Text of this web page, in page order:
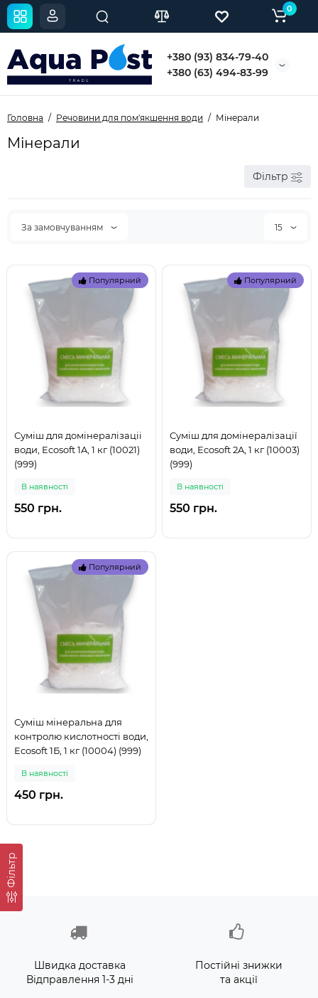
+380 (93) 834-79-40
+380 (63) 494-83-99
0
Головна Речовини для пом'якшення води Мінерали
Фільтр
Мінерали
Фільтр
За замовчуванням 15
Популярний
Суміш для домінералізаціі
води, Ecosoft 1A, 1 кг (10021)
(999)
В наявностi
550 грн.
Популярний
Суміш для домінералізації
води, Ecosoft 2A, 1 кг (10003)
(999)
В наявностi
550 грн.
Популярний
Суміш мінеральна для
контролю кислотності води,
Ecosoft 1Б, 1 кг (10004) (999)
В наявностi
450 грн.
Швидка доставка
Відправлення 1-3 дні
Постійні знижки
та акції